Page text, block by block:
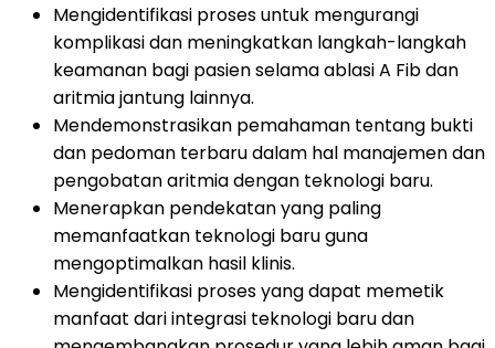
Mengidentifikasi proses untuk mengurangi
komplikasi dan meningkatkan langkah-langkah
keamanan bagi pasien selama ablasi A Fib dan
aritmia jantung lainnya.
Mendemonstrasikan pemahaman tentang bukti
dan pedoman terbaru dalam hal manajemen dan
pengobatan aritmia dengan teknologi baru.
Menerapkan pendekatan yang paling
memanfaatkan teknologi baru guna
mengoptimalkan hasil klinis.
Mengidentifikasi proses yang dapat memetik
manfaat dari integrasi teknologi baru dan